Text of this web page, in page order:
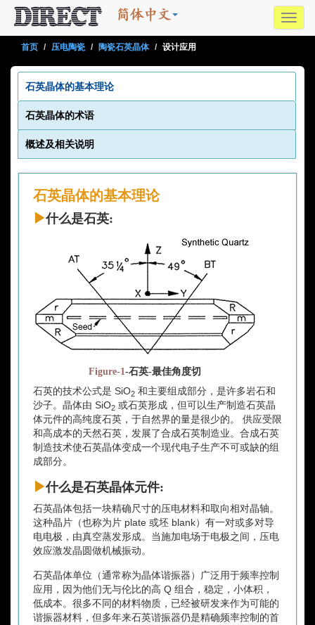
首页 压电陶瓷 陶瓷石英晶体 设计应用
石英晶体的基本理论
石英晶体的术语
概述及相关说明
石英晶体的基本理论
什么是石英:
Figure-1-石英-最佳角度切
石英的技术公式是 SiO2 和主要组成部分，是许多岩石和
沙子。晶体由 SiO2 或石英形成，但可以生产制造石英晶
体元件的高纯度石英，于自然界的量是很少的。 供应受限
和高成本的天然石英，发展了合成石英制造业。合成石英
制造技术使石英晶体变成一个现代电子生产不可或缺的组
成部分。
什么是石英晶体元件:
石英晶体包括一块精确尺寸的压电材料和取向相对晶轴。
这种晶片（也称为片 plate 或坯 blank）有一对或多对导
电电极，由真空蒸发形成。当施加电场于电极之间，压电
效应激发晶圆做机械振动。
石英晶体单位（通常称为晶体谐振器）广泛用于频率控制
应用，因为他们无与伦比的高 Q 组合，稳定，小体积，
低成本。很多不同的材料物质，已经被研发来作为可能的
谐振器材料，但多年来石英谐振器仍是精确频率控制的首